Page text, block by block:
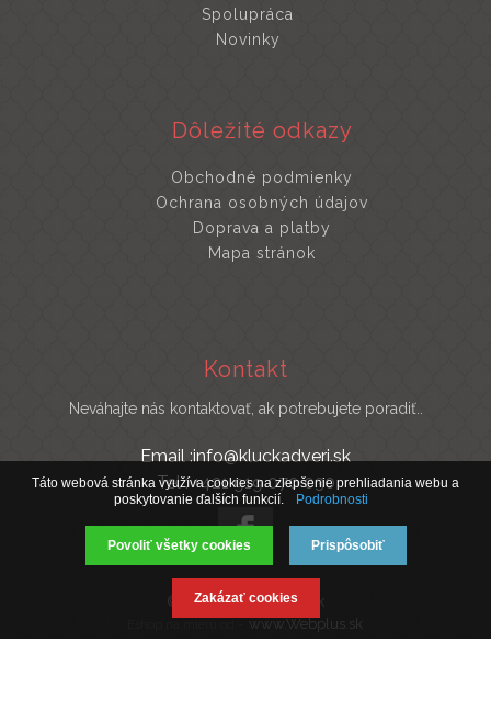
Spolupráca
Novinky
Dôležité odkazy
Obchodné podmienky
Ochrana osobných údajov
Doprava a platby
Mapa stránok
Kontakt
Neváhajte nás kontaktovať, ak potrebujete poradiť..
Email :info@kluckadveri.sk
Tel : +421 919 070 030
© 2019 Kluckadveri.sk
www.Webplus.sk
Táto webová stránka využíva cookies na zlepšenie prehliadania webu a
poskytovanie ďalších funkcií.
Podrobnosti
Povoliť všetky cookies Prispôsobiť
Zakázať cookies